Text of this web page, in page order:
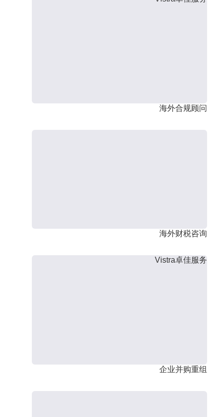
海外合规顾问
海外财税咨询
Vistra卓佳服务
企业并购重组